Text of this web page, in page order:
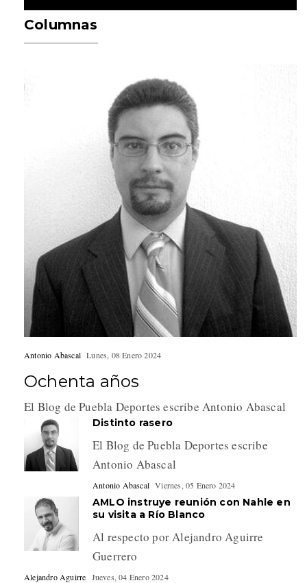
Columnas
Antonio Abascal Lunes, 08 Enero 2024
Ochenta años
El Blog de Puebla Deportes escribe Antonio Abascal
Distinto rasero
El Blog de Puebla Deportes escribe
Antonio Abascal
Antonio Abascal Viernes, 05 Enero 2024
AMLO instruye reunión con Nahle en
su visita a Río Blanco
Al respecto por Alejandro Aguirre
Guerrero
Alejandro Aguirre Jueves, 04 Enero 2024